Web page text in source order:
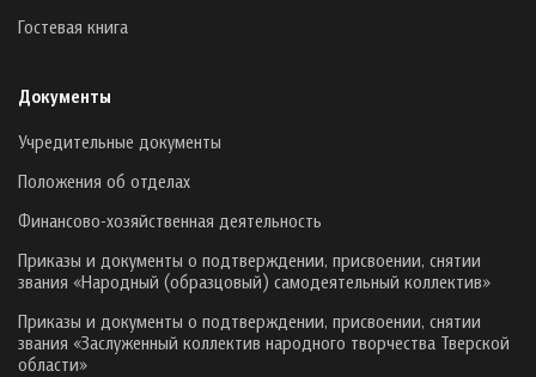
Гостевая книга
Документы
Учредительные документы
Положения об отделах
Финансово-хозяйственная деятельность
Приказы и документы о подтверждении, присвоении, снятии
звания «Народный (образцовый) самодеятельный коллектив»
Приказы и документы о подтверждении, присвоении, снятии
звания «Заслуженный коллектив народного творчества Тверской
области»